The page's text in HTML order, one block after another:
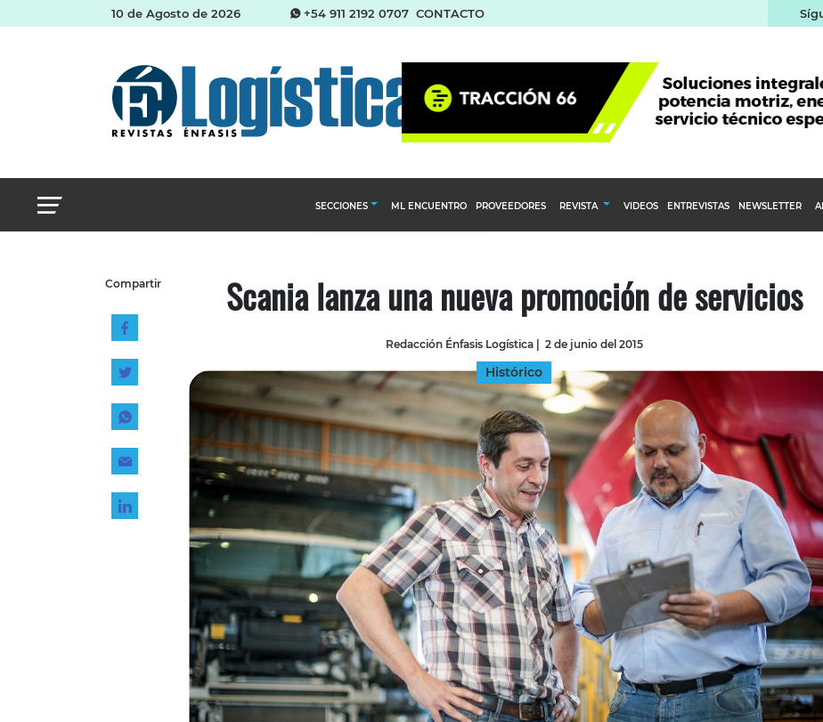
10 de Agosto de 2026 +54 911 2192 0707 CONTACTO
SECCIONES
Almacenes e inventarios
Logística y distribución
Management
Tecnología
ML ENCUENTRO PROVEEDORES REVISTA
INGRESAR
SUSCRÍBASE
VIDEOS ENTREVISTAS NEWSLETTER
Compartir Scania lanza una nueva promoción de servicios
Redacción Énfasis Logística| 2 de junio del 2015
Histórico